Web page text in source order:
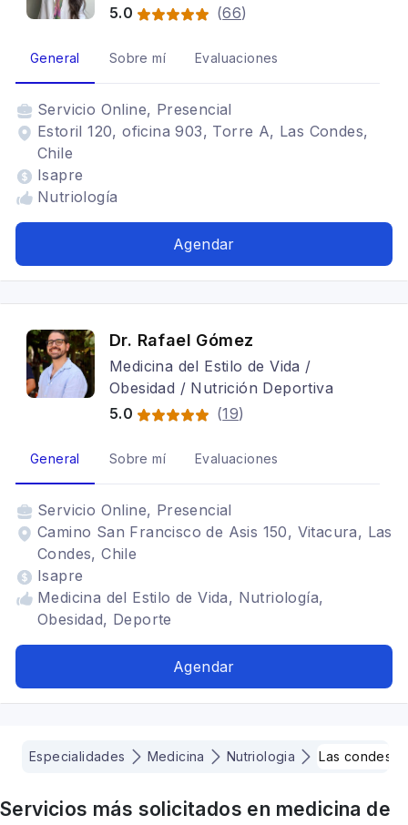
5.0 (66)
General Sobre mí Evaluaciones
Servicio Online, Presencial
Estoril 120, oficina 903, Torre A, Las Condes,
Chile
Isapre
Nutriología
Agendar
Dr. Rafael Gómez
Medicina del Estilo de Vida /
Obesidad / Nutrición Deportiva
5.0
(19)
General Sobre mí Evaluaciones
Servicio Online, Presencial
Camino San Francisco de Asis 150, Vitacura, Las
Condes, Chile
Isapre
Medicina del Estilo de Vida, Nutriología,
Obesidad, Deporte
Agendar
Especialidades Medicina Nutriologia Las condes
Servicios más solicitados en medicina de